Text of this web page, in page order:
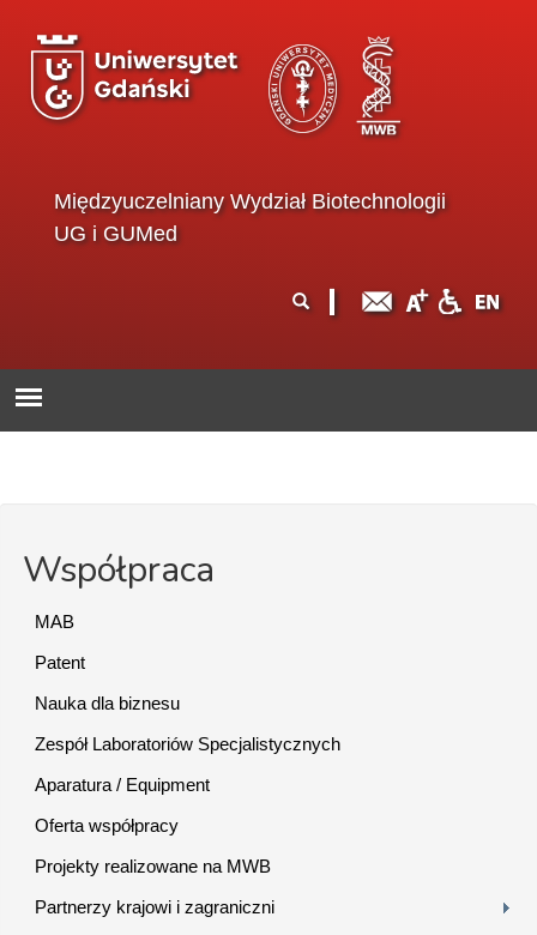
Międzyuczelniany Wydział Biotechnologii
UG i GUMed
wyszukiwania
Współpraca
MAB
Patent
Nauka dla biznesu
Zespół Laboratoriów Specjalistycznych
Aparatura / Equipment
Oferta współpracy
Projekty realizowane na MWB
Partnerzy krajowi i zagraniczni